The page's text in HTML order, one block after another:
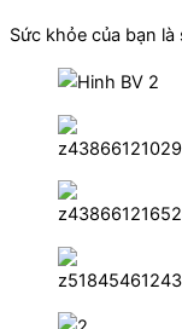
Sức khỏe của bạn